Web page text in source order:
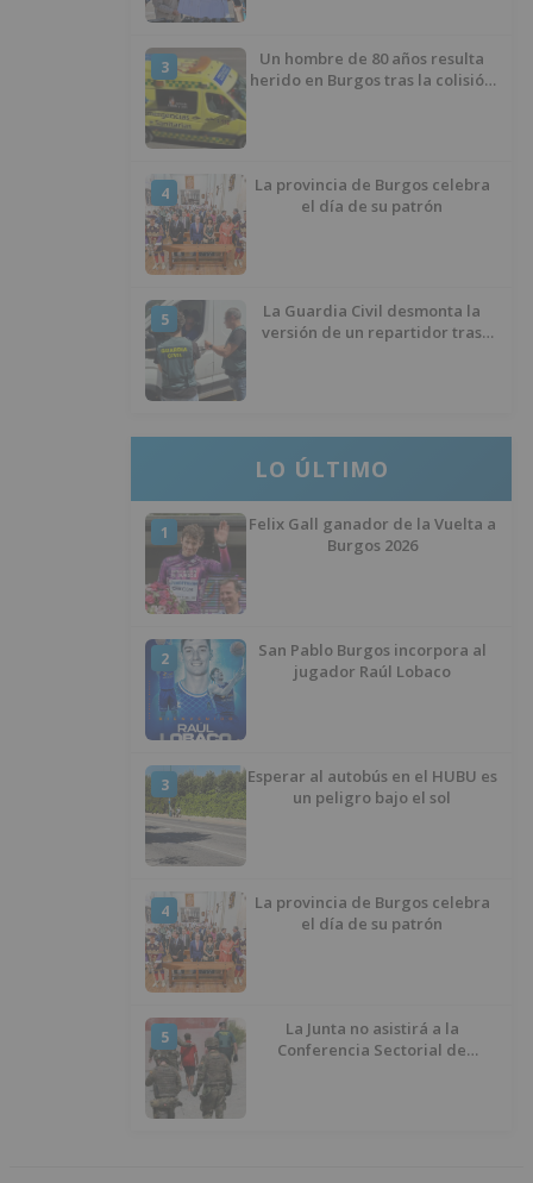
3
Un hombre de 80 años resulta
herido en Burgos tras la colisión
4
La provincia de Burgos celebra
el día de su patrón
5
La Guardia Civil desmonta la
versión de un repartidor tras
LO ÚLTIMO
1
Felix Gall ganador de la Vuelta a
Burgos 2026
2
San Pablo Burgos incorpora al
jugador Raúl Lobaco
3
Esperar al autobús en el HUBU es
un peligro bajo el sol
4
La provincia de Burgos celebra
el día de su patrón
5
La Junta no asistirá a la
Conferencia Sectorial de